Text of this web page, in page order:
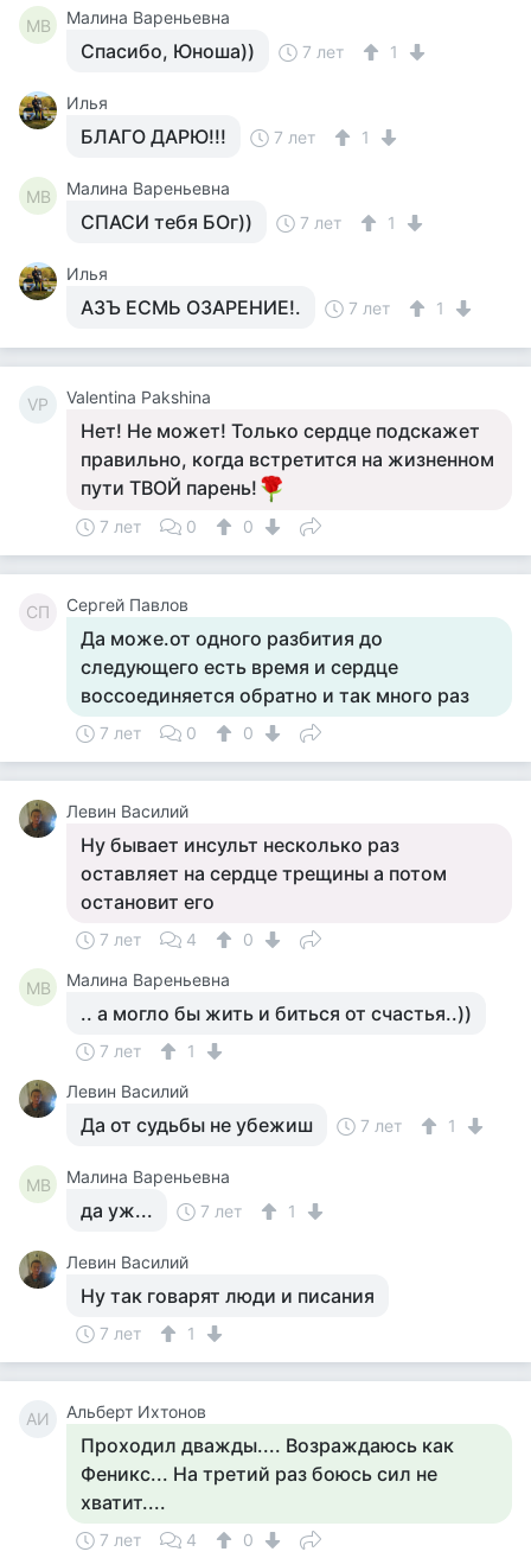
МВ Малина Вареньевна
Спасибо, Юноша)) 7 лет 1
Илья
БЛАГО ДАРЮ!!! 7 лет 1
МВ Малина Вареньевна
СПАСИ тебя БОг)) 7 лет 1
Илья
АЗЪ ЕСМЬ ОЗАРЕНИЕ!. 7 лет 1
VP Valentina Pakshina
Нет! Не может! Только сердце подскажет
правильно, когда встретится на жизненном
пути ТВОЙ парень!
7 лет 0 0
СП Сергей Павлов
Да може.от одного разбития до
следующего есть время и сердце
воссоединяется обратно и так много раз
7 лет 0 0
Левин Василий
Ну бывает инсульт несколько раз
оставляет на сердце трещины а потом
остановит его
7 лет 4 0
МВ Малина Вареньевна
.. а могло бы жить и биться от счастья..))
7 лет
1
Левин Василий
Да от судьбы не убежиш 7 лет 1
МВ Малина Вареньевна
да уж... 7 лет 1
Левин Василий
Ну так говарят люди и писания
7 лет 1
АИ Альберт Ихтонов
Проходил дважды.... Возраждаюсь как
Феникс... На третий раз боюсь сил не
хватит....
7 лет 4 0